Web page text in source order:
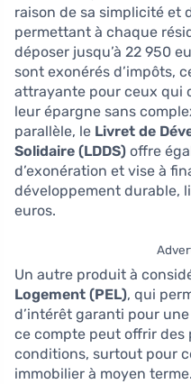
raison de sa simplicité et
permettant à chaque
déposer jusqu’à 22 950
sont exonérés d’impôts,
attrayante pour ceux qui
leur épargne sans
parallèle, le Livret de
Solidaire (LDDS) offre
d’exonération et vise à
développement durable,
euros.
Un autre produit à
Logement (PEL), qui
d’intérêt garanti pour
ce compte peut offrir des
conditions, surtout pour
immobilier à moyen